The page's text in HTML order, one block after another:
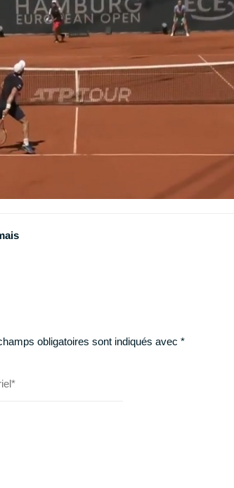
obligatoires sont indiqués avec *